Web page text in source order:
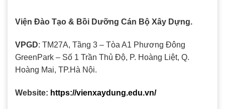
Viện Đào Tạo & Bồi Dưỡng Cán Bộ Xây Dựng.
VPGD: TM27A, Tầng 3 – Tòa A1 Phương Đông
GreenPark – Số 1 Trần Thủ Độ, P. Hoàng Liệt, Q.
Hoàng Mai, TP.Hà Nội.
Website: https://vienxaydung.edu.vn/